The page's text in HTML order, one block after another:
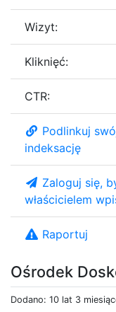
Ośrodek
Dodano: 10 lat 3
Wizyt:
Kliknięć:
CTR:
Podlinkuj
indeksację
Zaloguj się,
właścicielem
Raportuj